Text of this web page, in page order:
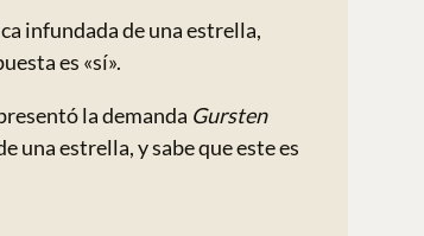
infundada de una estrella,
es «sí».
la demanda Gursten
una estrella, y sabe que este es